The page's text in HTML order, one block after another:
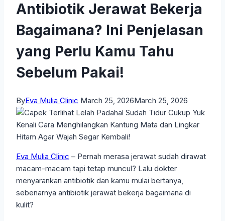
Antibiotik Jerawat Bekerja
Bagaimana? Ini Penjelasan
yang Perlu Kamu Tahu
Sebelum Pakai!
ByEva Mulia Clinic March 25, 2026March 25, 2026
Eva Mulia Clinic – Pernah merasa jerawat sudah dirawat
macam-macam tapi tetap muncul? Lalu dokter
menyarankan antibiotik dan kamu mulai bertanya,
sebenarnya antibiotik jerawat bekerja bagaimana di
kulit?